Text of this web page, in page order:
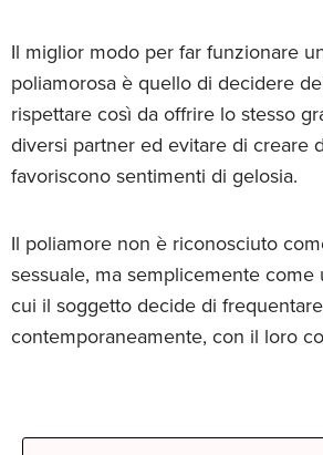
Il miglior modo per far funzionare
poliamorosa è quello di decidere
rispettare così da offrire lo stesso
diversi partner ed evitare di creare
favoriscono sentimenti di gelosia.
Il poliamore non è riconosciuto
sessuale, ma semplicemente come
cui il soggetto decide di
contemporaneamente, con il loro